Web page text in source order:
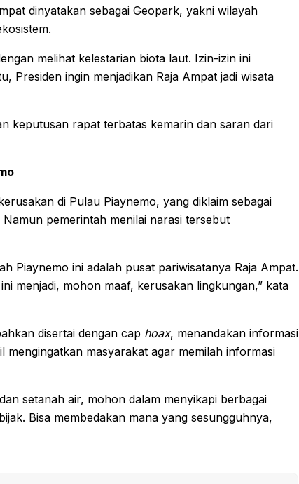
dinyatakan sebagai Geopark, yakni wilayah
melihat kelestarian biota laut. Izin-izin ini
Presiden ingin menjadikan Raja Ampat jadi wisata
keputusan rapat terbatas kemarin dan saran dari
di Pulau Piaynemo, yang diklaim sebagai
pemerintah menilai narasi tersebut
Piaynemo ini adalah pusat pariwisatanya Raja Ampat.
menjadi, mohon maaf, kerusakan lingkungan,” kata
disertai dengan cap hoax, menandakan informasi
masyarakat agar memilah informasi
setanah air, mohon dalam menyikapi berbagai
Bisa membedakan mana yang sesungguhnya,